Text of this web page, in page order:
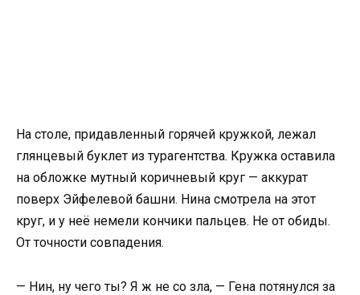
На столе, придавленный горячей кружкой, лежал
глянцевый буклет из турагентства. Кружка оставила
на обложке мутный коричневый круг — аккурат
поверх Эйфелевой башни. Нина смотрела на этот
круг, и у неё немели кончики пальцев. Не от обиды.
От точности совпадения.
— Нин, ну чего ты? Я ж не со зла, — Гена потянулся за